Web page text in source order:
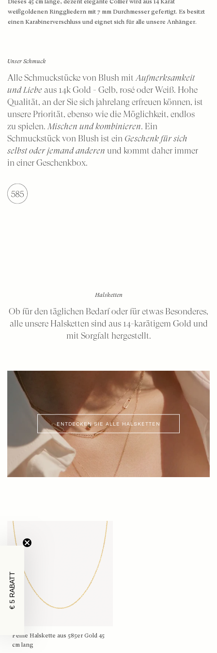
Mittelgold Ohrhänger mit Labordiamanten
Shop nach Stil
Diamant-Ohrringe
Perlen-Ohrringe
Ohrringe mit Steinen
Ohrknöpfe - zeitloses Design
Ohrstecker – Klassiker mit Steinen
Weißgoldene Ohrringe
Roségoldene Ohrringe
Herz-Anhänger
Feine Gliederketten
Klobige Gliederketten
Shop nach Material
Ketten aus Goldgelb
Weißgoldketten
Bicolor-Ringe
weißgoldenen Ringgliedern mit 7 mm Durchmesser gefertigt. Es besitzt
einen Karabinerverschluss und eignet sich für alle unsere Anhänger.
Unser Schmuck
Alle Schmuckstücke von Blush mit Aufmerksamkeit
und Liebe aus 14k Gold - Gelb, rosé oder Weiß. Hohe
Qualität, an der Sie sich jahrelang erfreuen können, ist
unsere Priorität, ebenso wie die Möglichkeit, endlos
zu spielen. Mischen und kombinieren. Ein
Schmuckstück von Blush ist ein Geschenk für sich
selbst oder jemand anderen und kommt daher immer
in einer Geschenkbox.
Halsketten
Ob für den täglichen Bedarf oder für etwas Besonderes,
alle unsere Halsketten sind aus 14-karätigem Gold und
mit Sorgfalt hergestellt.
ENTDECKEN SIE ALLE HALSKETTEN
Feine Halskette aus 585er Gold 45
cm lang
€ 5 RABATT